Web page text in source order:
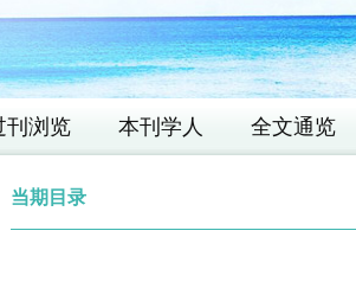
刊浏览 本刊学人 全文通览
当期目录